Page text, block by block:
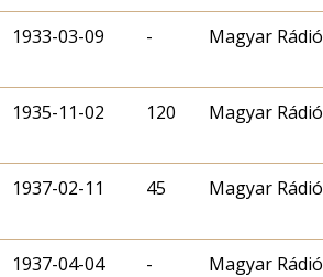
1933-03-09 - Magyar Rádió
1935-11-02 120 Magyar Rádió
1937-02-11 45 Magyar Rádió
1937-04-04 - Magyar Rádió